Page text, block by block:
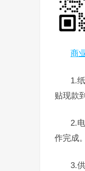
商
1.
贴现款
2.
作完成。
3.